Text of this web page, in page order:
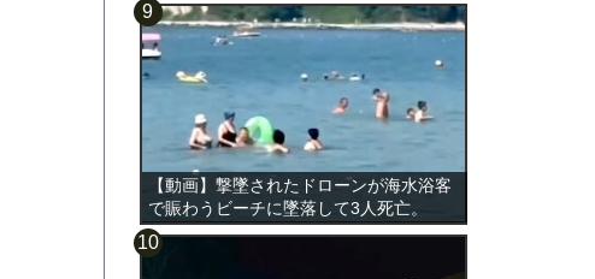
【動画】撃墜されたドローンが海水浴客
で賑わうビーチに墜落して3人死亡。